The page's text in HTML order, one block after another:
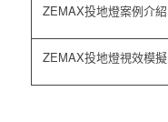
ZEMAX投地燈案例介紹
ZEMAX投地燈視效模擬